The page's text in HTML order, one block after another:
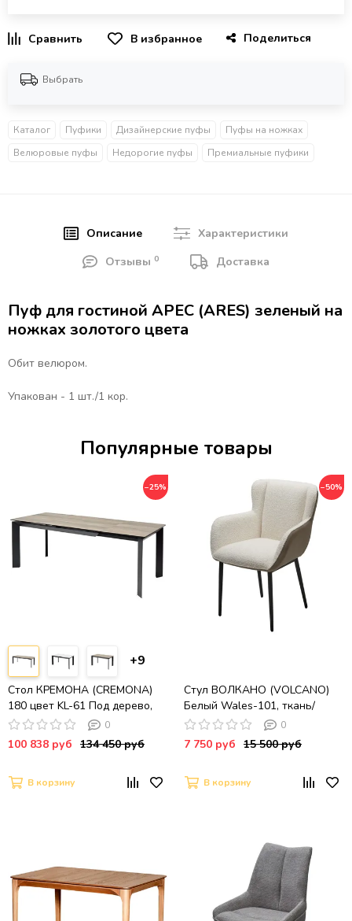
В избранное Поделиться
Выбрать
Каталог Пуфики Дизайнерские пуфы
Пуфы на ножках
Велюровые пуфы
Недорогие пуфы Премиальные пуфики
Описание
Характеристики
Отзывы 0 Доставка
Пуф для гостиной АРЕС (ARES) зеленый на
ножках золотого цвета
Обит велюром.
Упакован - 1 шт./1 кор.
Популярные товары
−25%
+9
Стол КРЕМОНА (CREMONA)
180 цвет KL-61 Под дерево,
итальянская керамика /
ЧЕРНЫЙ, ®DISAUR
0
100 838 руб 134 450 руб
В корзину
−50%
Стул ВОЛКАНО (VOLCANO)
Белый Wales-101, ткань/
светло-беж Maison 09,
экокожа/ черный каркас,
DISAUR
0
7 750 руб 15 500 руб
В корзину